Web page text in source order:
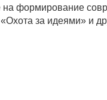
формирование
за идеями» и